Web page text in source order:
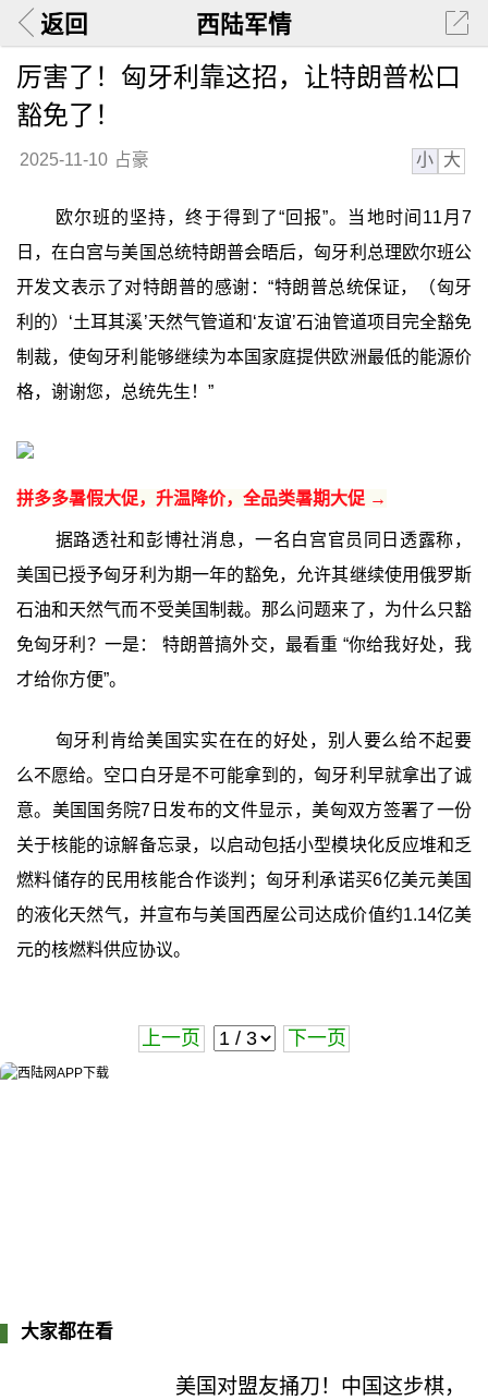
返回 西陆军情
厉害了！匈牙利靠这招，让特朗普松口
豁免了！
2025-11-10 占豪 小 大
欧尔班的坚持，终于得到了“回报”。当地时间11月7
日，在白宫与美国总统特朗普会晤后，匈牙利总理欧尔班公
开发文表示了对特朗普的感谢：“特朗普总统保证，（匈牙
利的）‘土耳其溪’天然气管道和‘友谊’石油管道项目完全豁免
制裁，使匈牙利能够继续为本国家庭提供欧洲最低的能源价
格，谢谢您，总统先生！”
拼多多暑假大促，升温降价，全品类暑期大促 →
据路透社和彭博社消息，一名白宫官员同日透露称，
美国已授予匈牙利为期一年的豁免，允许其继续使用俄罗斯
石油和天然气而不受美国制裁。那么问题来了，为什么只豁
免匈牙利？一是： 特朗普搞外交，最看重 “你给我好处，我
才给你方便”。
匈牙利肯给美国实实在在的好处，别人要么给不起要
么不愿给。空口白牙是不可能拿到的，匈牙利早就拿出了诚
意。美国国务院7日发布的文件显示，美匈双方签署了一份
关于核能的谅解备忘录，以启动包括小型模块化反应堆和乏
燃料储存的民用核能合作谈判；匈牙利承诺买6亿美元美国
的液化天然气，并宣布与美国西屋公司达成价值约1.14亿美
元的核燃料供应协议。
上一页 下一页
大家都在看
美国对盟友捅刀！中国这步棋，